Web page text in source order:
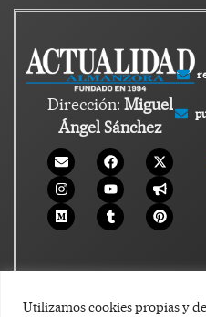
Utilizamos cookies propias y
Dirección: Miguel
Ángel Sánchez